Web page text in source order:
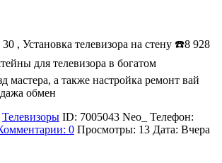
, Установка телевизора на стену ☎️8 928
для телевизора в богатом
мастера, а также настройка ремонт вай
обмен
Телевизоры ID: 7005043 Neo_ Телефон:
0 Просмотры: 13 Дата: Вчера